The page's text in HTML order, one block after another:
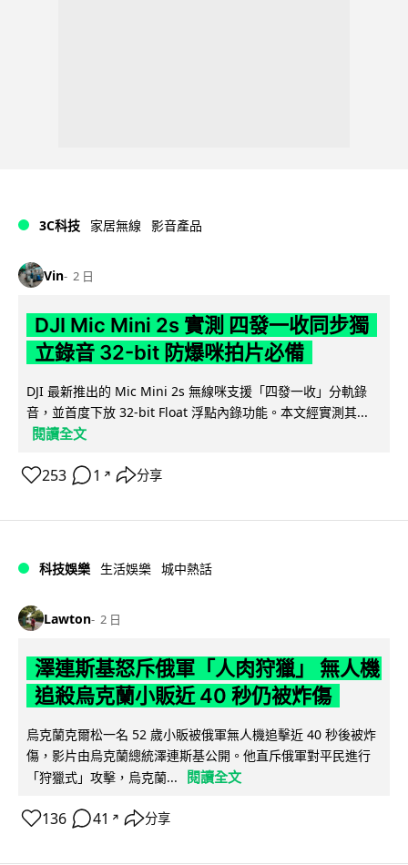
3C科技 家居無線 影音產品
Vin 2 日
DJI Mic Mini 2s 實測 四發一收同步獨
立錄音 32-bit 防爆咪拍片必備
DJI 最新推出的 Mic Mini 2s 無線咪支援「四發一收」分軌錄
音，並首度下放 32-bit Float 浮點內錄功能。本文經實測其...
閱讀全文
253 1 ↗ 分享
科技娛樂 生活娛樂 城中熱話
Lawton 2 日
澤連斯基怒斥俄軍「人肉狩獵」 無人機
追殺烏克蘭小販近 40 秒仍被炸傷
烏克蘭克爾松一名 52 歲小販被俄軍無人機追擊近 40 秒後被炸
傷，影片由烏克蘭總統澤連斯基公開。他直斥俄軍對平民進行
「狩獵式」攻擊，烏克蘭...
閱讀全文
136 41 ↗ 分享